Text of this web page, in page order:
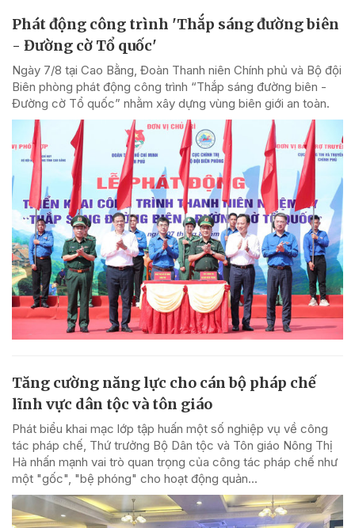
Phát động công trình 'Thắp sáng đường biên
- Đường cờ Tổ quốc'
Ngày 7/8 tại Cao Bằng, Đoàn Thanh niên Chính phủ và Bộ đội
Biên phòng phát động công trình “Thắp sáng đường biên -
Đường cờ Tổ quốc” nhằm xây dựng vùng biên giới an toàn.
Tăng cường năng lực cho cán bộ pháp chế
lĩnh vực dân tộc và tôn giáo
Phát biểu khai mạc lớp tập huấn một số nghiệp vụ về công
tác pháp chế, Thứ trưởng Bộ Dân tộc và Tôn giáo Nông Thị
Hà nhấn mạnh vai trò quan trọng của công tác pháp chế như
một "gốc", "bệ phóng" cho hoạt động quản...